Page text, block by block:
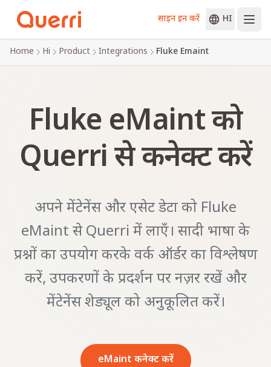
Skip to content
साइन इन करें HI
Home Hi Product Integrations Fluke Emaint
Fluke eMaint को
Querri से कनेक्ट करें
अपने मेंटेनेंस और एसेट डेटा को Fluke
eMaint से Querri में लाएँ। सादी भाषा के
प्रश्नों का उपयोग करके वर्क ऑर्डर का विश्लेषण
करें, उपकरणों के प्रदर्शन पर नज़र रखें और
मेंटेनेंस शेड्यूल को अनुकूलित करें।
eMaint कनेक्ट करें